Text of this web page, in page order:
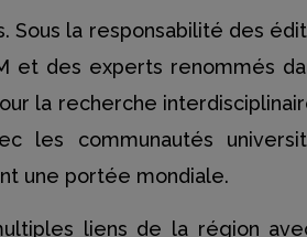
Sous la responsabilité des
et des experts renommés
la recherche
les communautés
une portée mondiale.
liens de la région